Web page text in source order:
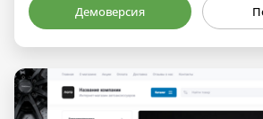
Демоверсия